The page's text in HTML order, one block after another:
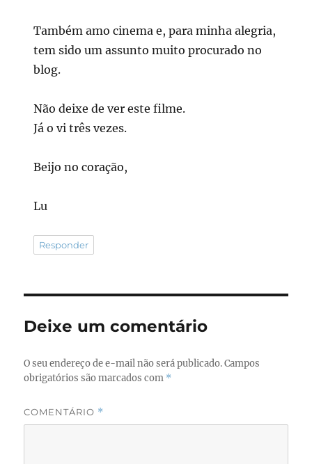
Também amo cinema e, para minha alegria,
tem sido um assunto muito procurado no
blog.
Não deixe de ver este filme.
Já o vi três vezes.
Beijo no coração,
Lu
Responder
Deixe um comentário
O seu endereço de e-mail não será publicado. Campos
obrigatórios são marcados com *
COMENTÁRIO *